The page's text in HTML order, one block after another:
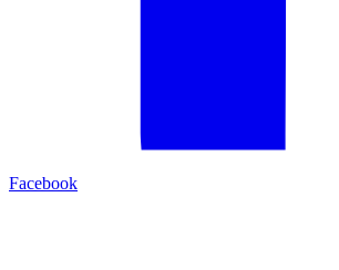
Facebook